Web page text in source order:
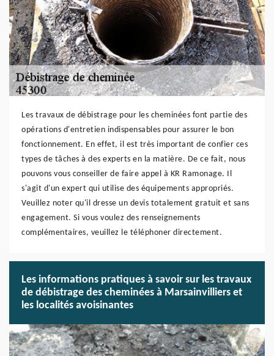
Les travaux de débistrage pour les cheminées font partie des
opérations d'entretien indispensables pour assurer le bon
fonctionnement. En effet, il est très important de confier ces
types de tâches à des experts en la matière. De ce fait, nous
pouvons vous conseiller de faire appel à KR Ramonage. Il
s'agit d'un expert qui utilise des équipements appropriés.
Veuillez noter qu'il dresse un devis totalement gratuit et sans
engagement. Si vous voulez des renseignements
complémentaires, veuillez le téléphoner directement.
Les informations pratiques à savoir sur les travaux
de débistrage des cheminées à Marsainvilliers et
les localités avoisinantes